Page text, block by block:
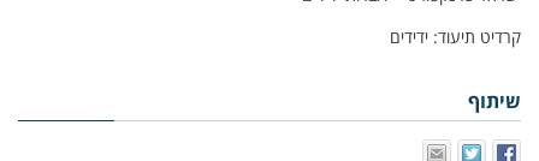
קרדיט תיעוד: ידידים
שיתוף